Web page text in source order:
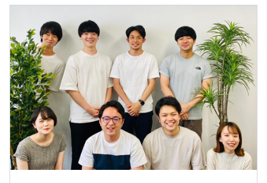
感謝・リスペクトを何よりも大事にしており、採用及び評
価の基準にもなっています。
それゆえ、月並みな表現ではありますが、気遣いができる
心根の優しい社員やインターン生が揃っています。
そういった従業員がいることもあり競争するような社風と
いうよりかは協力しながらチームとして仕事を進める社風
です。
その中でも”最小工数最大インパクト”を意識しながら、事
実に基づいて施策を選択していくのも大きな特徴の1つで
す。
交通費支給(上限往復2000円)
10:00~19:00
休憩時間：13:00~14:00(60分)
平均残業時間：月30時間程度
休日・休暇
土・日・祝日
過去３年間の新卒採用者数・離職者数
前年度 採用者数2人 離職者数0人
2年度前 採用者数1人 離職者数0人
3年度前 採用者数0人 離職者数0人
過去３年間の新卒採用者数の男女別人数
前年度 男性1人 女性1人
2年度前 男性1人 女性0人
3年度前 男性0人 女性0人